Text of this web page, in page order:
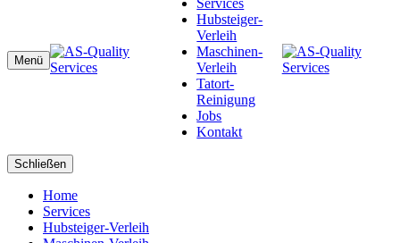
Menü
Services
Hubsteiger-
Verleih
Maschinen-
Verleih
Tatort-
Reinigung
Jobs
Kontakt
Schließen
Home
Services
Hubsteiger-Verleih